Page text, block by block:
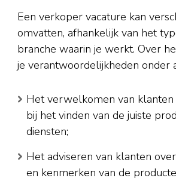
Een verkoper vacature kan
omvatten, afhankelijk van het
branche waarin je werkt. Over
je verantwoordelijkheden onder
Het verwelkomen van
bij het vinden van de juiste
diensten;
Het adviseren van klanten
en kenmerken van de